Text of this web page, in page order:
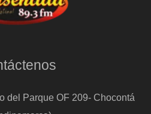
del Parque OF 209- Chocontá